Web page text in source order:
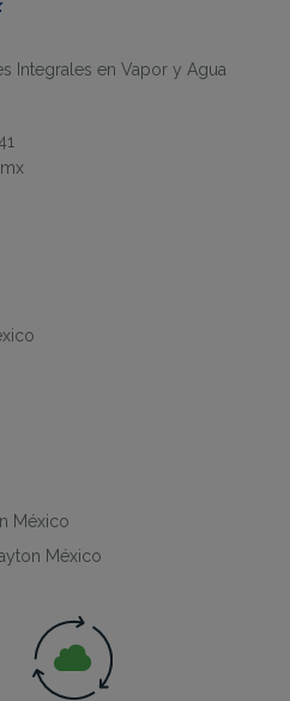
Integrales en Vapor y Agua
México
México